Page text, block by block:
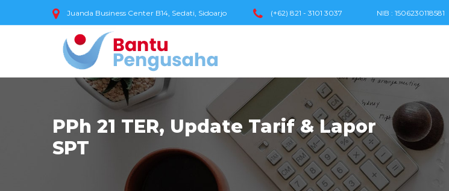
Juanda Business Center B14, Sedati, Sidoarjo (+62) 821 - 3101 3037 NIB : 1506230118581
PPh 21 TER, Update Tarif & Lapor
SPT